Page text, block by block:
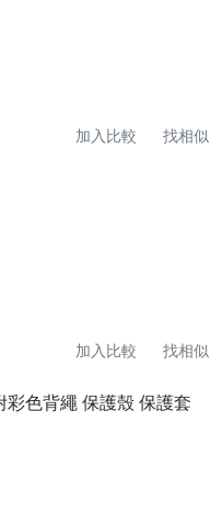
加入比較 找相似
加入比較 找相似
色背繩 保護殼 保護套